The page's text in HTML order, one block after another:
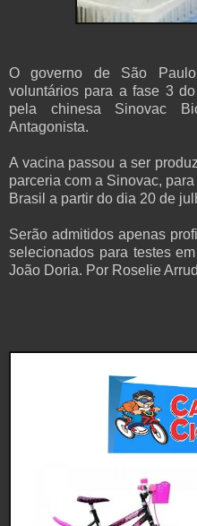
O governo de São
voluntários para a fase 3
pela chinesa Sinovac
Antagonista.
A vacina passou a ser
parceria com a Sinovac,
Brasil a partir do dia 20 de
Serão admitidos apenas
selecionados para testes
João Doria. Por Roselie